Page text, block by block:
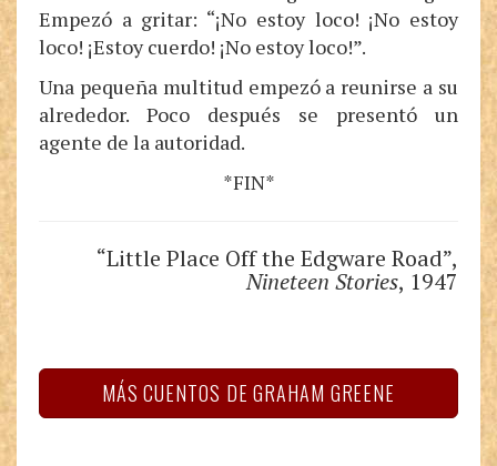
Empezó a gritar: “¡No estoy loco! ¡No estoy
loco! ¡Estoy cuerdo! ¡No estoy loco!”.
Una pequeña multitud empezó a reunirse a su
alrededor. Poco después se presentó un
agente de la autoridad.
*FIN*
“Little Place Off the Edgware Road”,
Nineteen Stories, 1947
MÁS CUENTOS DE GRAHAM GREENE